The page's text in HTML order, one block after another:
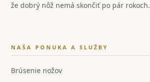
že dobrý nôž nemá skončiť po pár rokoch.
NAŠA PONUKA A SLUŽBY
Brúsenie nožov